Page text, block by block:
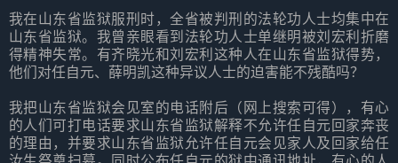
我在山东省监狱服刑时，全省被判刑的法轮功人士均集中在
山东省监狱。我曾亲眼看到法轮功人士单继明被刘宏利折磨
得精神失常。有齐晓光和刘宏利这种人在山东省监狱得势，
他们对任自元、薛明凯这种异议人士的迫害能不残酷吗？
我把山东省监狱会见室的电话附后（网上搜索可得），有心
的人们可打电话要求山东省监狱解释不允许任自元回家奔丧
的理由，并要求山东省监狱允许任自元会见家人及回家给任